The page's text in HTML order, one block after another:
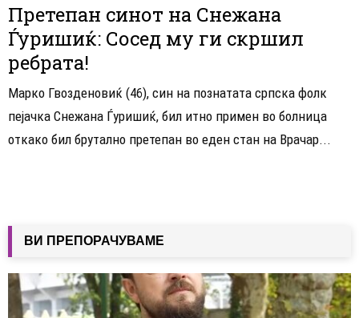
Претепан синот на Снежана
Ѓуришиќ: Сосед му ги скршил
ребрата!
Марко Гвозденовиќ (46), син на познатата српска фолк
пејачка Снежана Ѓуришиќ, бил итно примен во болница
откако бил брутално претепан во еден стан на Врачар...
ВИ ПРЕПОРАЧУВАМЕ